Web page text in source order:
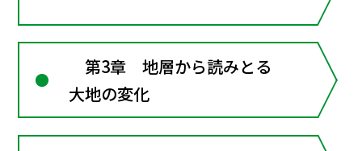
第3章 地層から読みとる
大地の変化